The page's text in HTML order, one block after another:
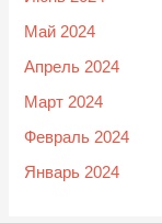
Май 2024
Апрель 2024
Март 2024
Февраль 2024
Январь 2024